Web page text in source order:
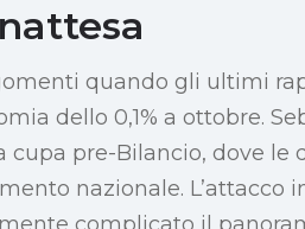
quando gli ultimi
dello 0,1% a ottobre.
cupa pre-Bilancio, dove le
nazionale. L’attacco